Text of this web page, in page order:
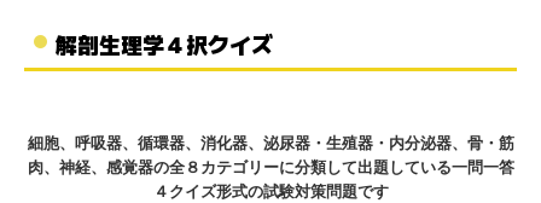
解剖生理学４択クイズ
細胞、呼吸器、循環器、消化器、泌尿器・生殖器・内分泌器、骨・筋
肉、神経、感覚器の全８カテゴリーに分類して出題している一問一答
４クイズ形式の試験対策問題です